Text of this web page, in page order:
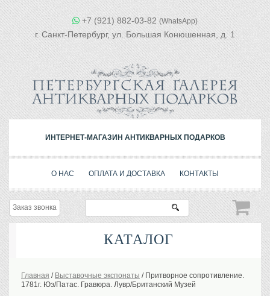
+7 (921) 882-03-82 (WhatsApp)
г. Санкт-Петербург, ул. Большая Конюшенная, д. 1
ИНТЕРНЕТ-МАГАЗИН АНТИКВАРНЫХ ПОДАРКОВ
О НАС ОПЛАТА И ДОСТАВКА КОНТАКТЫ
Заказ звонка
КАТАЛОГ
История Российской империи. Обычаи
Главная / Выставочные экспонаты / Притворное сопротивление.
1781г. Юэ/Патас. Гравюра. Лувр/Британский Музей